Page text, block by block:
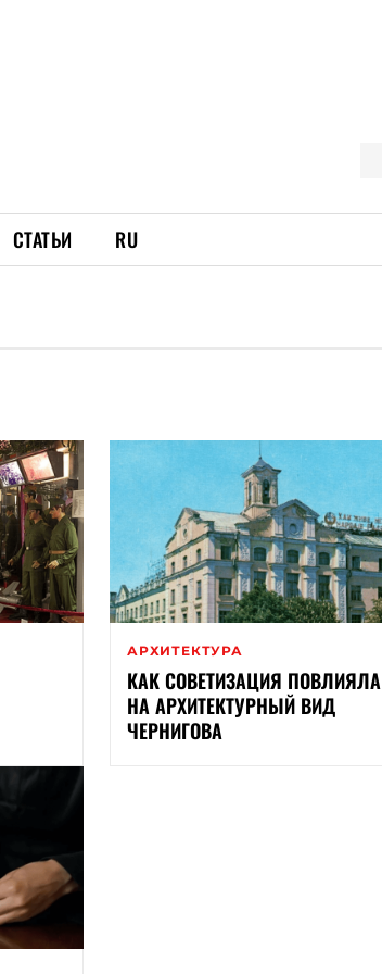
СТАТЬИ RU
АРХИТЕКТУРА
КАК СОВЕТИЗАЦИЯ ПОВЛИЯЛА
НА АРХИТЕКТУРНЫЙ ВИД
ЧЕРНИГОВА